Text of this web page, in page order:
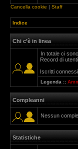
Cancella cookie | Staff
Indice
Chi c’è in linea
In totale ci sono
Record di
Iscritti
Legenda ::
Compleanni
Nessun
Statistiche